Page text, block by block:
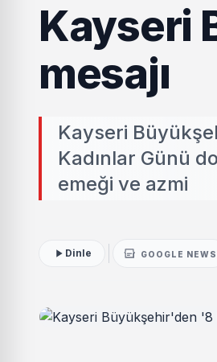
Kayseri
mesajı
Kayseri
Kadınlar Günü
emeği ve azmi
Dinle GOOGLE NEWS